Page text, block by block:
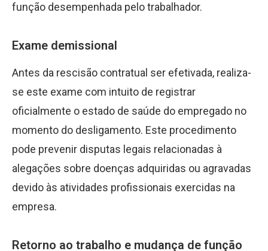
função desempenhada pelo trabalhador.
Exame demissional
Antes da rescisão contratual ser efetivada, realiza-
se este exame com intuito de registrar
oficialmente o estado de saúde do empregado no
momento do desligamento. Este procedimento
pode prevenir disputas legais relacionadas à
alegações sobre doenças adquiridas ou agravadas
devido às atividades profissionais exercidas na
empresa.
Retorno ao trabalho e mudança de função